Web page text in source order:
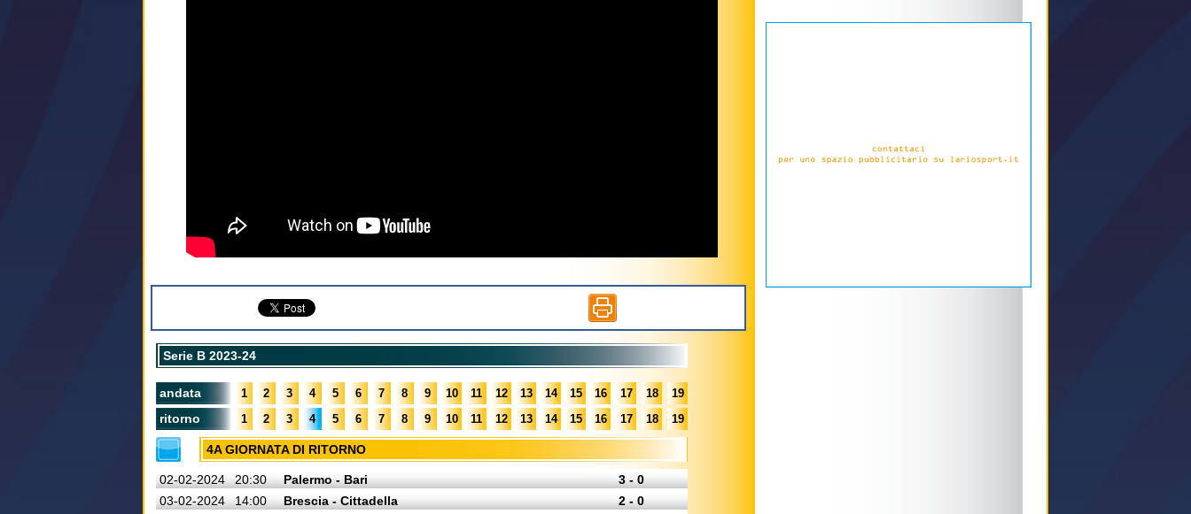
Serie B 2023-24
andata 1 2 3 4 5 6 7 8 9 10 11 12 13 14 15 16 17 18 19
ritorno 1 2 3 4 5 6 7 8 9 10 11 12 13 14 15 16 17 18 19
4A GIORNATA DI RITORNO
02-02-2024 20:30 Palermo - Bari
3 - 0
03-02-2024
14:00 Brescia - Cittadella
2 - 0